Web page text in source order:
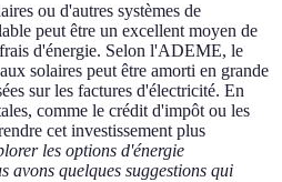
ou d'autres systèmes de
peut être un excellent moyen de
d'énergie. Selon l'ADEME, le
solaires peut être amorti en grande
sur les factures d'électricité. En
comme le crédit d'impôt ou les
cet investissement plus
les options d'énergie
avons quelques suggestions qui